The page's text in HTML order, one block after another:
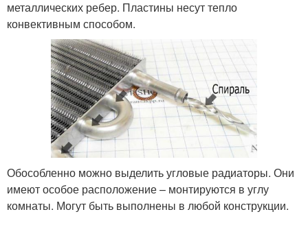
металлических ребер. Пластины несут тепло
конвективным способом.
Обособленно можно выделить угловые радиаторы. Они
имеют особое расположение – монтируются в углу
комнаты. Могут быть выполнены в любой конструкции.